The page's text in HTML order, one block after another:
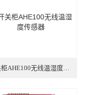
开关柜AHE100无线温湿度传感器